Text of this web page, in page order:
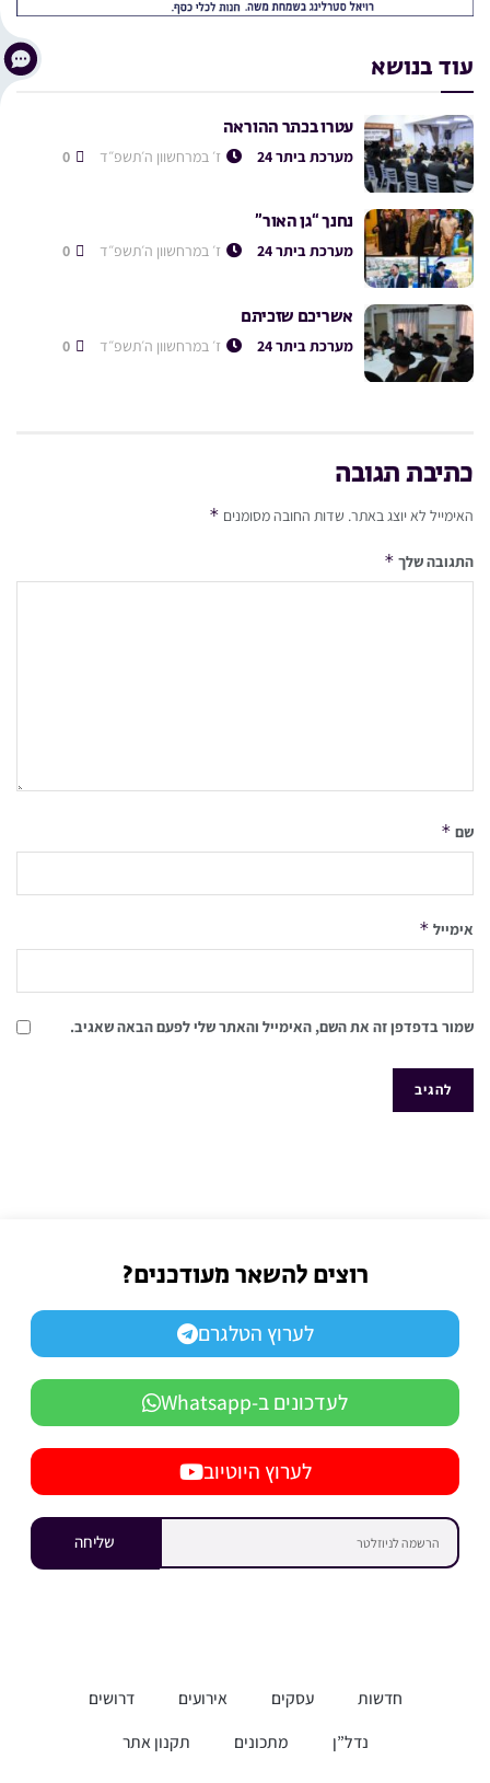
עוד בנושא
עטרו בכתר ההוראה
מערכת ביתר 24 ז׳ במרחשוון ה׳תשפ״ד
נחנך “גן האור”
מערכת ביתר 24 ז׳ במרחשוון ה׳תשפ״ד
אשריכם שזכיתם
מערכת ביתר 24 ז׳ במרחשוון ה׳תשפ״ד
כתיבת תגובה
האימייל לא יוצג באתר. שדות החובה מסומנים *
התגובה שלך *
שם *
אימייל *
שמור בדפדפן זה את השם, האימייל והאתר שלי לפעם הבאה שאגיב.
רוצים להשאר מעודכנים?
לערוץ הטלגרם
לעדכונים ב-Whatsapp
לערוץ היוטיוב
שליחה
חדשות עסקים אירועים
דרושים
נדל”ן
מתכונים תקנון אתר